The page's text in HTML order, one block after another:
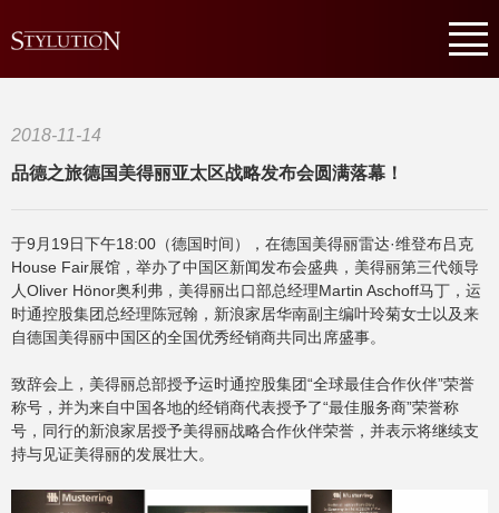
2018-11-14
品德之旅德国美得丽亚太区战略发布会圆满落幕！
于9月19日下午18:00（德国时间），在德国美得丽雷达·维登布吕克
House Fair展馆，举办了中国区新闻发布会盛典，美得丽第三代领导
人Oliver Hönor奥利弗，美得丽出口部总经理Martin Aschoff马丁，运
时通控股集团总经理陈冠翰，新浪家居华南副主编叶玲菊女士以及来
自德国美得丽中国区的全国优秀经销商共同出席盛事。
致辞会上，美得丽总部授予运时通控股集团“全球最佳合作伙伴”荣誉
称号，并为来自中国各地的经销商代表授予了“最佳服务商”荣誉称
号，同行的新浪家居授予美得丽战略合作伙伴荣誉，并表示将继续支
持与见证美得丽的发展壮大。